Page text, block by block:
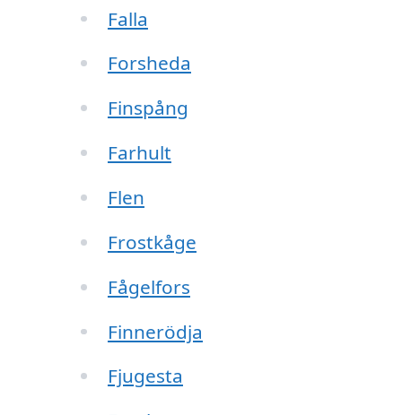
Falla
Forsheda
Finspång
Farhult
Flen
Frostkåge
Fågelfors
Finnerödja
Fjugesta